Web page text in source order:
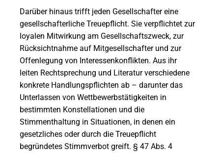
Darüber hinaus trifft jeden Gesellschafter eine
gesellschafterliche Treuepflicht. Sie verpflichtet zur
loyalen Mitwirkung am Gesellschaftszweck, zur
Rücksichtnahme auf Mitgesellschafter und zur
Offenlegung von Interessenkonflikten. Aus ihr
leiten Rechtsprechung und Literatur verschiedene
konkrete Handlungspflichten ab – darunter das
Unterlassen von Wettbewerbstätigkeiten in
bestimmten Konstellationen und die
Stimmenthaltung in Situationen, in denen ein
gesetzliches oder durch die Treuepflicht
begründetes Stimmverbot greift. § 47 Abs. 4